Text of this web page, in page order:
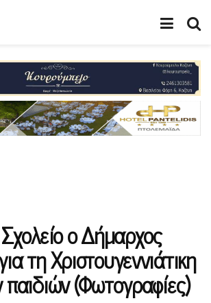
ο Δήμαρχος
τη Χριστουγεννιάτικη
(Φωτογραφίες)